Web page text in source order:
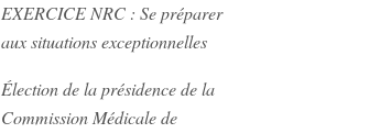
EXERCICE NRC : Se préparer
aux situations exceptionnelles
Élection de la présidence de la
Commission Médicale de